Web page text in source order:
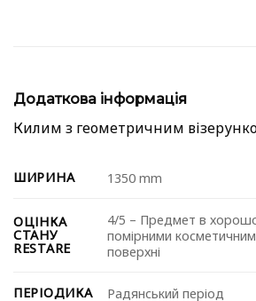
Додаткова інформація
Килим з геометричним
ШИРИНА 1350 mm
ОЦІНКА
СТАНУ
RESTARE
4/5 – Предмет в
помірними
поверхні
ПЕРІОДИКА Радянський період